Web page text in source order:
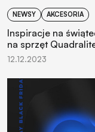
NEWSY AKCESORIA
Inspiracje na
na sprzęt
12.12.2023